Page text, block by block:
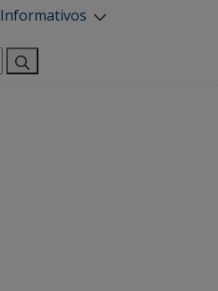
Informativos